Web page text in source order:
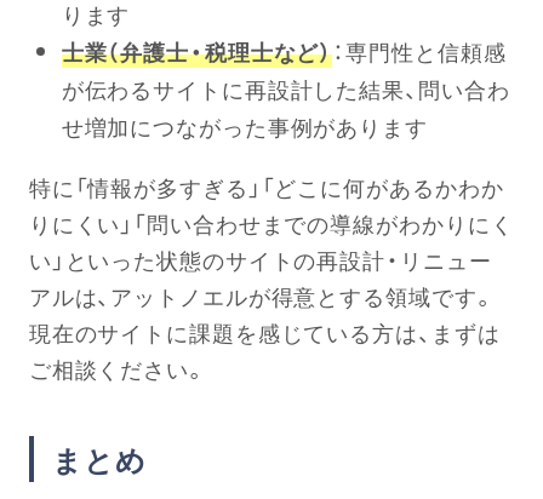
ります
士業（弁護士・税理士など）：専門性と信頼感
が伝わるサイトに再設計した結果、問い合わ
せ増加につながった事例があります
特に「情報が多すぎる」「どこに何があるかわか
りにくい」「問い合わせまでの導線がわかりにく
い」といった状態のサイトの再設計・リニュー
アルは、アットノエルが得意とする領域です。
現在のサイトに課題を感じている方は、まずは
ご相談ください。
まとめ